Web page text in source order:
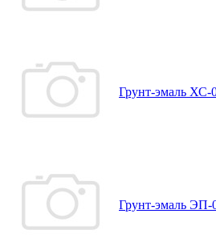
Грунт-эмаль ХС-
Грунт-эмаль ЭП-